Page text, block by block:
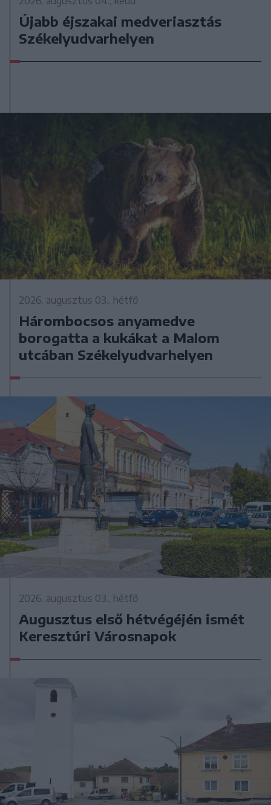
Újabb éjszakai medveriasztás
Székelyudvarhelyen
2026. augusztus 03., hétfő
Hárombocsos anyamedve
borogatta a kukákat a Malom
utcában Székelyudvarhelyen
2026. augusztus 03., hétfő
Augusztus első hétvégéjén ismét
Keresztúri Városnapok